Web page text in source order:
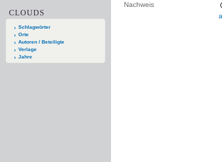
CLOUDS
Schlagwörter
Orte
Autoren / Beteiligte
Verlage
Jahre
Nachweis